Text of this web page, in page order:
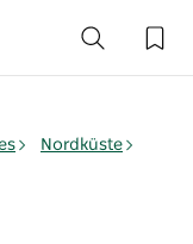
Nordküste